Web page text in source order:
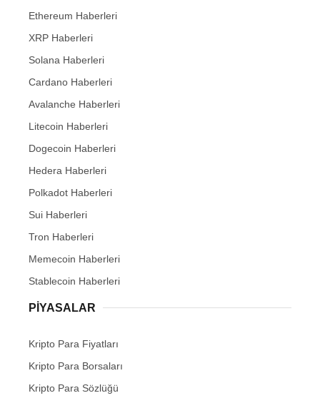
Ethereum Haberleri
XRP Haberleri
Solana Haberleri
Cardano Haberleri
Avalanche Haberleri
Litecoin Haberleri
Dogecoin Haberleri
Hedera Haberleri
Polkadot Haberleri
Sui Haberleri
Tron Haberleri
Memecoin Haberleri
Stablecoin Haberleri
PIYASALAR
Kripto Para Fiyatları
Kripto Para Borsaları
Kripto Para Sözlüğü